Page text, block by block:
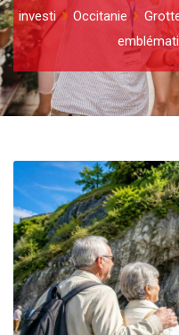
investi
Occitanie